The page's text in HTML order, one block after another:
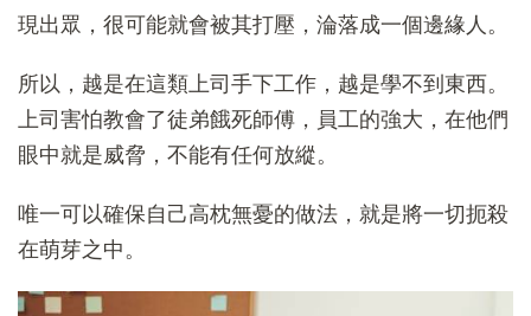
現出眾，很可能就會被其打壓，淪落成一個邊緣人。
所以，越是在這類上司手下工作，越是學不到東西。
上司害怕教會了徒弟餓死師傅，員工的強大，在他們
眼中就是威脅，不能有任何放縱。
唯一可以確保自己高枕無憂的做法，就是將一切扼殺
在萌芽之中。